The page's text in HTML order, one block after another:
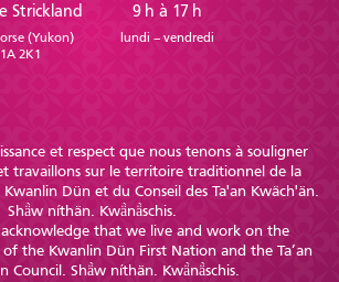
Strickland
(Yukon)
2K1
9 h à 17 h
lundi – vendredi
et respect que nous tenons à souligner
travaillons sur le territoire traditionnel de la
Dün et du Conseil des Ta'an Kwäch'än.
Shä̀w níthän. Kwä̀nä̀schis.
that we live and work on the
the Kwanlin Dün First Nation and the Ta’an
Council. Shä̀w níthän. Kwä̀nä̀schis.